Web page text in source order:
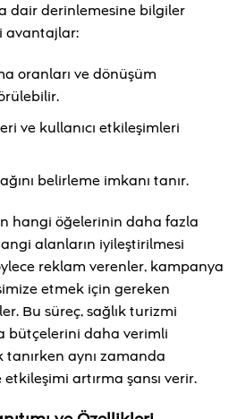
dair derinlemesine bilgiler
avantajlar:
oranları ve dönüşüm
ve kullanıcı etkileşimleri
belirleme imkanı tanır.
hangi öğelerinin daha fazla
alanların iyileştirilmesi
reklam verenler, kampanya
etmek için gereken
Bu süreç, sağlık turizmi
bütçelerini daha verimli
aynı zamanda
artırma şansı verir.